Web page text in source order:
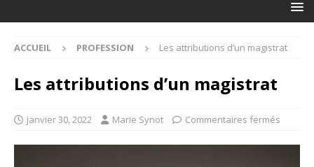
ACCUEIL PROFESSION Les attributions d’un magistrat
Les attributions d’un magistrat
janvier 30, 2022 Marie Synot Commentaires fermés